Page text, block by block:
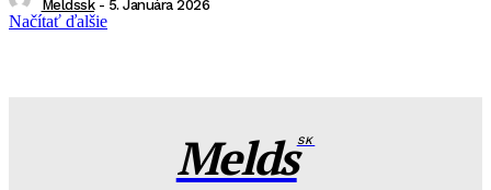
Meldssk - 5. Januára 2026
Načítať ďalšie
MeldsSK